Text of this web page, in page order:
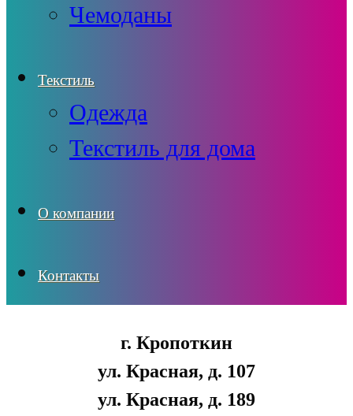
Чемоданы
Текстиль
Одежда
Текстиль для дома
О компании
Контакты
г. Кропоткин
ул. Красная, д. 107
ул. Красная, д. 189